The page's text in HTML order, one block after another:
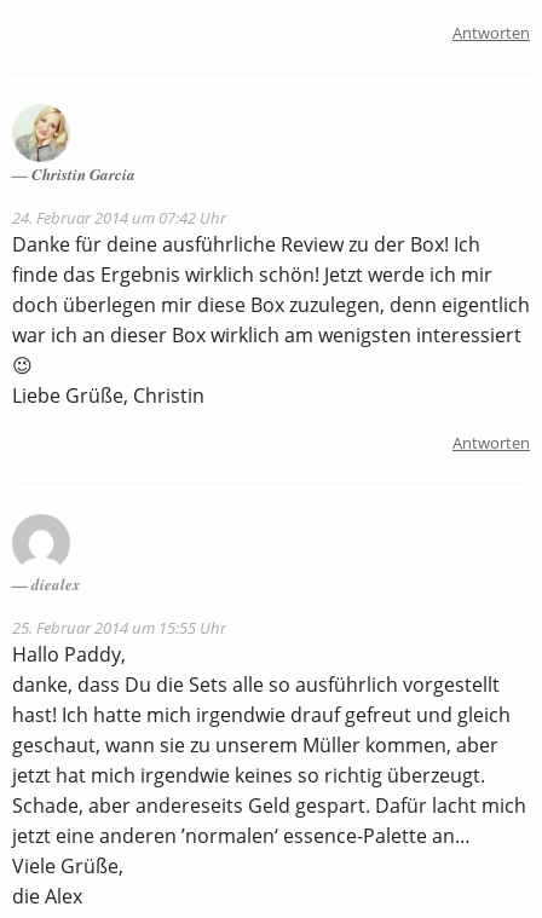
Antworten
Christin Garcia
24. Februar 2014 um 07:42 Uhr
Danke für deine ausführliche Review zu der Box! Ich
finde das Ergebnis wirklich schön! Jetzt werde ich mir
doch überlegen mir diese Box zuzulegen, denn eigentlich
war ich an dieser Box wirklich am wenigsten interessiert
😉
Liebe Grüße, Christin
Antworten
diealex
25. Februar 2014 um 15:55 Uhr
Hallo Paddy,
danke, dass Du die Sets alle so ausführlich vorgestellt
hast! Ich hatte mich irgendwie drauf gefreut und gleich
geschaut, wann sie zu unserem Müller kommen, aber
jetzt hat mich irgendwie keines so richtig überzeugt.
Schade, aber andereseits Geld gespart. Dafür lacht mich
jetzt eine anderen ’normalen‘ essence-Palette an…
Viele Grüße,
die Alex